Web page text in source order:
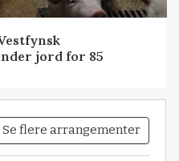
jord for 85
Se flere arrangementer